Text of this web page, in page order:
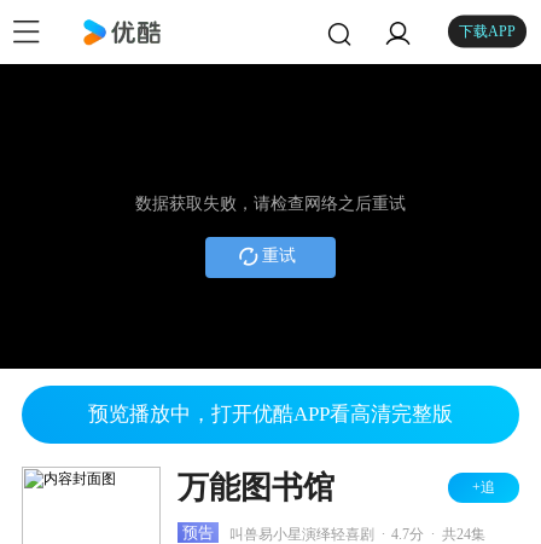
下载APP
数据获取失败，请检查网络之后重试
重试
预览播放中，打开优酷APP看高清完整版
万能图书馆 +追
预告 叫兽易小星演绎轻喜剧 4.7分 共24集